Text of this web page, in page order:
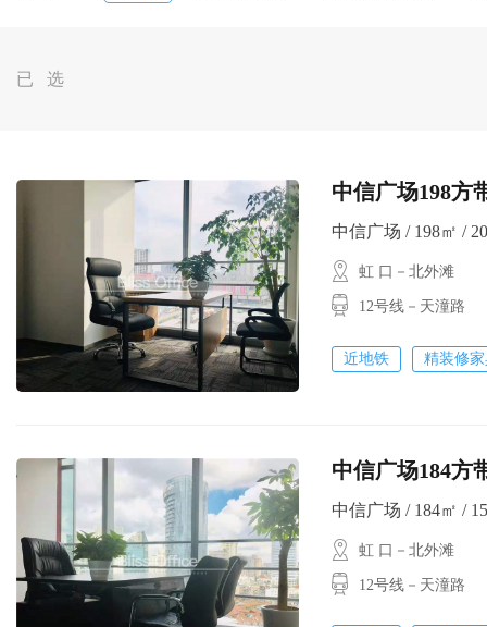
已 选
中信广场198方
中信广场 / 198㎡ /
虹 口－北外滩
12号线－天潼路
近地铁 精装修
中信广场184方
中信广场 / 184㎡ /
虹 口－北外滩
12号线－天潼路